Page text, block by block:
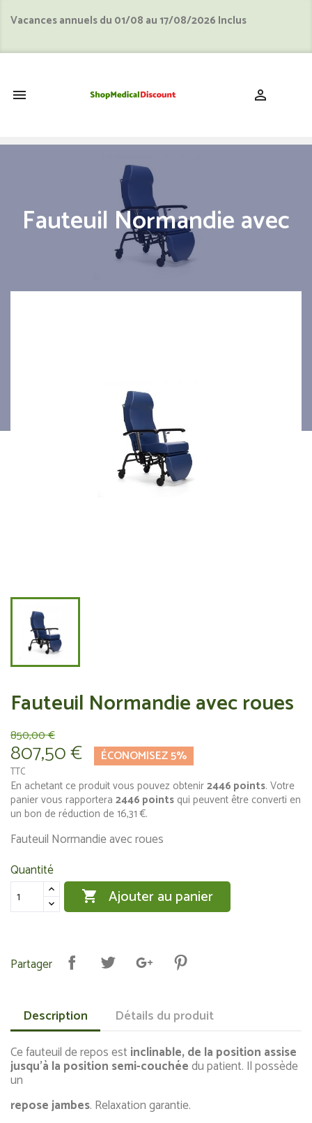
Vacances annuels du 01/08 au 17/08/2026 Inclus
 
Fauteuil Normandie avec
Fauteuil Normandie avec roues
850,00 €
807,50 € ÉCONOMISEZ 5%
TTC
En achetant ce produit vous pouvez obtenir2446 points. Votre
panier vous rapportera 2446 points qui peuvent être converti en
un bon de réduction de16,31 €.
Fauteuil Normandie avec roues
Quantité
 Ajouter au panier
Partager
Description Détails du produit
Ce fauteuil de repos est inclinable, de la position assise
jusqu'à la position semi-couchéedu patient. Il possède
un
repose jambes. Relaxation garantie.